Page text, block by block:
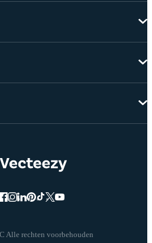
Alle rechten voorbehouden